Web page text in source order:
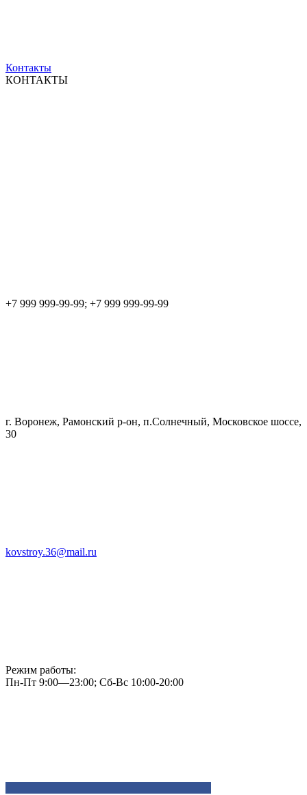
Контакты
КОНТАКТЫ
+7 999 999-99-99; +7 999 999-99-99
г. Воронеж, Рамонский р-он, п.Солнечный, Московское шоссе,
30
kovstroy.36@mail.ru
Режим работы:
Пн-Пт 9:00—23:00; Сб-Вс 10:00-20:00